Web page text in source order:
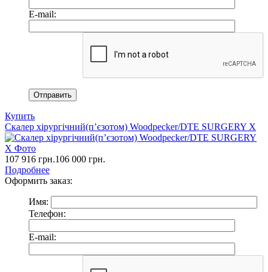
E-mail:
Купить
Скалер хірургічний(п’єзотом) Woodpecker/DTE SURGERY X
107 916 грн.106 000 грн.
Подробнее
Оформить заказ:
Имя:
Телефон:
E-mail: